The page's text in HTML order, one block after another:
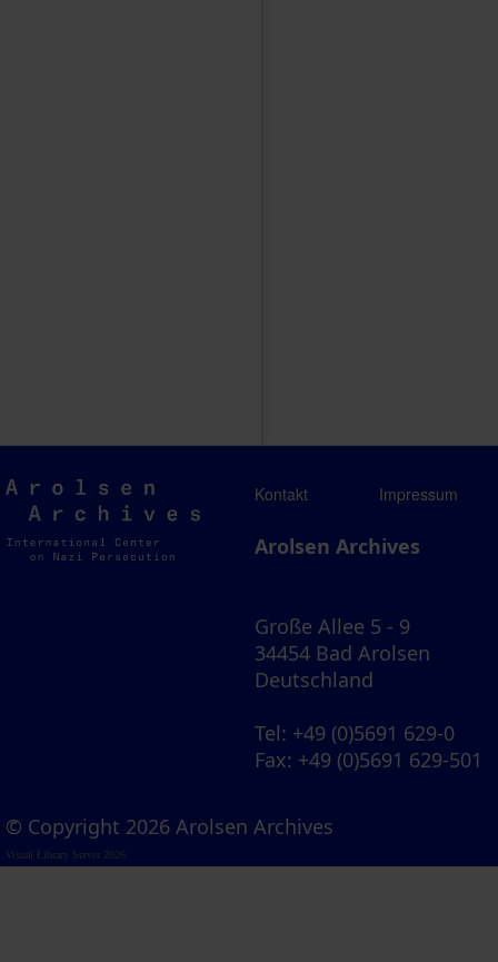
Arolsen
Archives
Kontakt Impressum
Arolsen Archives
Große Allee 5 - 9
34454 Bad Arolsen
Deutschland
Tel: +49 (0)5691 629-0
Fax: +49 (0)5691 629-501
© Copyright 2026 Arolsen Archives
Visual Library Server 2026